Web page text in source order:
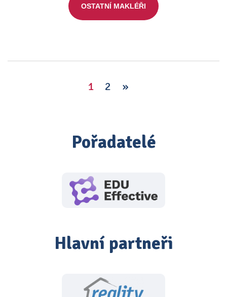
OSTATNÍ MAKLÉŘI
1 2 »
Pořadatelé
Hlavní partneři